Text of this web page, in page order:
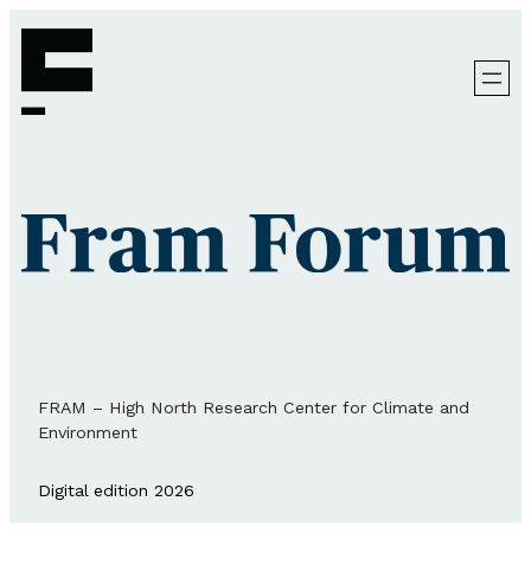
FRAM – High North Research Center for Climate and
Environment
Digital edition 2026